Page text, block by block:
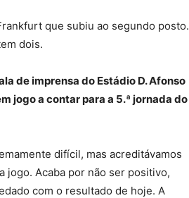
que subiu ao segundo posto.
dois.
de imprensa do Estádio D. Afonso
jogo a contar para a 5.ª jornada do
difícil, mas acreditávamos
jogo. Acaba por não ser positivo,
com o resultado de hoje. A